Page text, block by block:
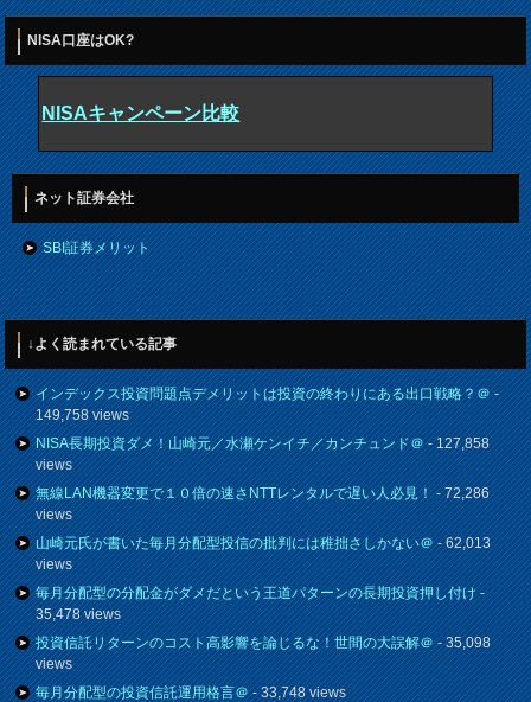
NISA口座はOK?
NISAキャンペーン比較
ネット証券会社
SBI証券メリット
↓よく読まれている記事
インデックス投資問題点デメリットは投資の終わりにある出口戦略？＠-
149,758 views
NISA長期投資ダメ！山崎元／水瀬ケンイチ／カンチュンド＠- 127,858
views
無線LAN機器変更で１０倍の速さNTTレンタルで遅い人必見！- 72,286
views
山崎元氏が書いた毎月分配型投信の批判には稚拙さしかない＠- 62,013
views
毎月分配型の分配金がダメだという王道パターンの長期投資押し付け-
35,478 views
投資信託リターンのコスト高影響を論じるな！世間の大誤解＠- 35,098
views
毎月分配型の投資信託運用格言＠- 33,748 views